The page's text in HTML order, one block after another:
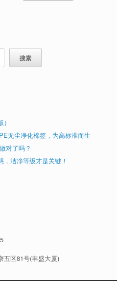
搜索
无尘净化棉签，为高标准而生
对了吗？
洁净等级才是关键！
五区81号(丰盛大厦)